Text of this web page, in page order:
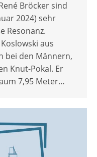
Bröcker sind
2024) sehr
Resonanz.
aus
bei den Männern,
Knut-Pokal. Er
7,95 Meter…